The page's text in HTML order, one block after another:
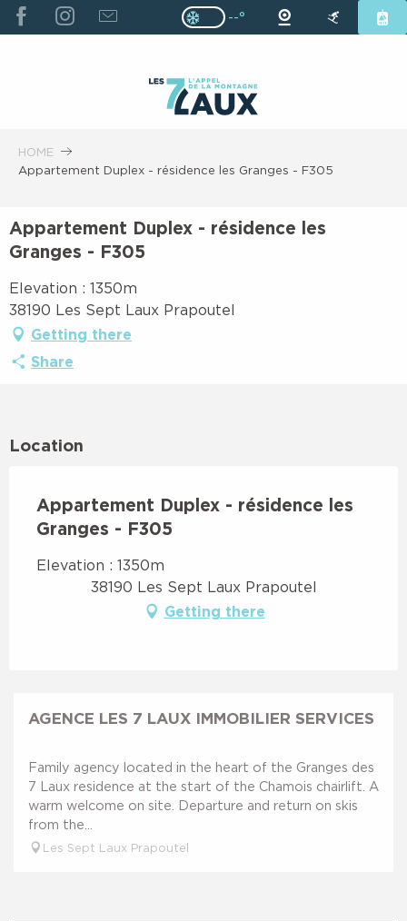
ALLER
AU
Page D’accueil Actuelle Hiver :
Page D’accueil Actuelle
--°
HOME
Appartement Duplex - résidence les Granges - F305
Appartement Duplex - résidence les
Granges - F305
Elevation : 1350m
38190 Les Sept Laux Prapoutel
Getting there
Share
Location
Appartement Duplex - résidence les
Granges - F305
Elevation : 1350m
38190 Les Sept Laux Prapoutel
Getting there
AGENCE LES 7 LAUX IMMOBILIER SERVICES
Family agency located in the heart of the Granges des
7 Laux residence at the start of the Chamois chairlift. A
warm welcome on site. Departure and return on skis
from the...
Les Sept Laux Prapoutel